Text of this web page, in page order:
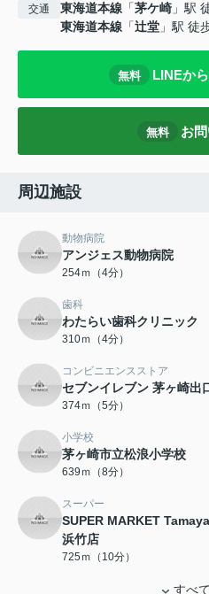
交通 東海道本線 「茅ケ崎 」駅
東海道本線 「辻堂 」駅 徒
無料 LINEか
無料 お
周辺施設
動物病院
アンジェス動物病院
254ｍ（4分）
歯科
わたらい歯科クリニック
310ｍ（4分）
コンビニエンスストア
セブンイレブン 茅ヶ崎出
374ｍ（5分）
小学校
茅ヶ崎市立松浪小学校
639ｍ（8分）
スーパー
SUPER MARKET
浜竹店
725ｍ（10分）
すべ